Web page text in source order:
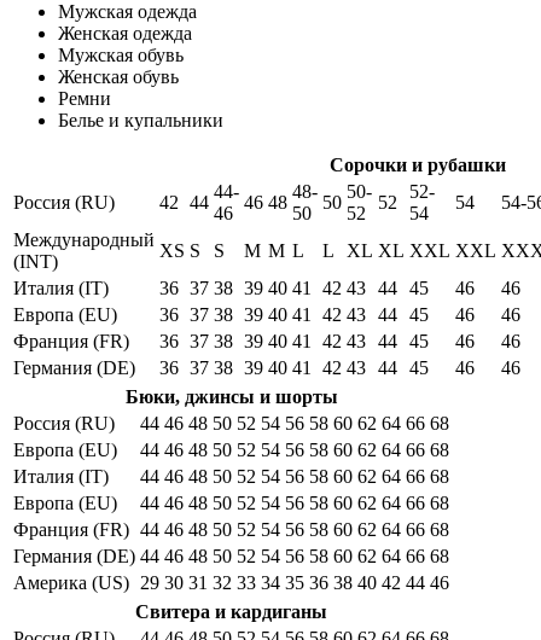
Мужская одежда
Женская одежда
Мужская обувь
Женская обувь
Ремни
Белье и купальники
Сорочки и рубашки
Россия (RU)
42 44
44-
46
46 48
48-
50
50
50-
52
52
52-
54
54
54-
Международный
(INT)
XS S S M M L L XL XL XXL XXL
Италия (IT)
36 37 38 39 40 41 42 43 44 45 46
46
Европа (EU)
36 37 38 39 40 41 42 43 44 45 46
46
Франция (FR)
36 37 38 39 40 41 42 43 44 45 46
46
Германия (DE)
36 37 38 39 40 41 42 43 44 45 46
46
Бюки, джинсы и шорты
Россия (RU)
44 46 48 50 52 54 56 58 60 62 64 66 68
Европа (EU)
44 46 48 50 52 54 56 58 60 62 64 66 68
Италия (IT)
44 46 48 50 52 54 56 58 60 62 64 66 68
Европа (EU)
44 46 48 50 52 54 56 58 60 62 64 66 68
Франция (FR) 44 46 48 50 52 54 56 58 60 62 64 66 68
Германия (DE) 44 46 48 50 52 54 56 58 60 62 64 66 68
Америка (US) 29 30 31 32 33 34 35 36 38 40 42 44 46
Свитера и кардиганы